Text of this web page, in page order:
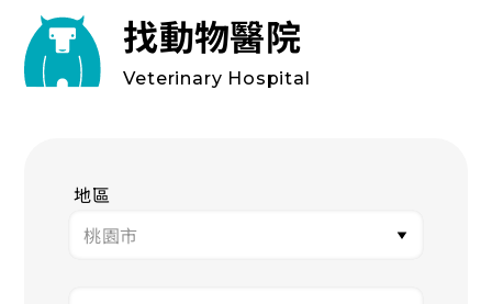
找動物醫院
Veterinary Hospital
地區